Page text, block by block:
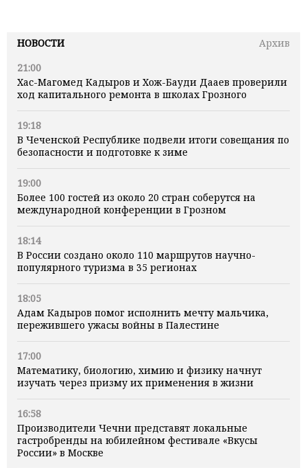
НОВОСТИ
Архив
21:00
Хас-Магомед Кадыров и Хож-Бауди Дааев проверили
ход капитального ремонта в школах Грозного
19:18
В Чеченской Республике подвели итоги совещания по
безопасности и подготовке к зиме
19:00
Более 100 гостей из около 20 стран соберутся на
международной конференции в Грозном
18:14
В России создано около 110 маршрутов научно-
популярного туризма в 35 регионах
18:05
Адам Кадыров помог исполнить мечту мальчика,
пережившего ужасы войны в Палестине
17:00
Математику, биологию, химию и физику начнут
изучать через призму их применения в жизни
16:58
Производители Чечни представят локальные
гастробренды на юбилейном фестивале «Вкусы
России» в Москве